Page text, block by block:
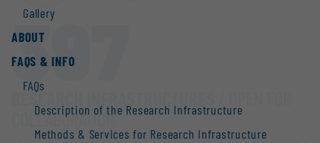
Gallery
ABOUT
FAQS & INFO
FAQs
Description of the Research Infrastructure
Methods & Services for Research Infrastructure
397
RESEARCH INFRASTRUCTURES
COLLABORATION